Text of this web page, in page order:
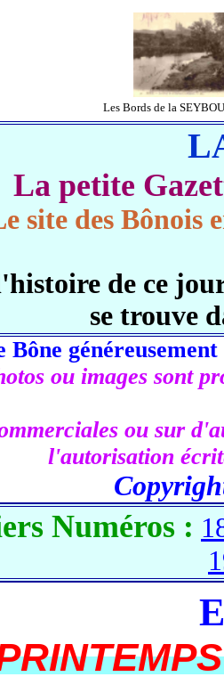
Les Bords de la
La petite
site des Bônois
de ce
se trouve
Bône
ou images sont
ou sur
l'autorisation
Numéros :